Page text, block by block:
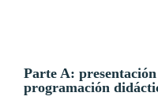
Parte A:
programación